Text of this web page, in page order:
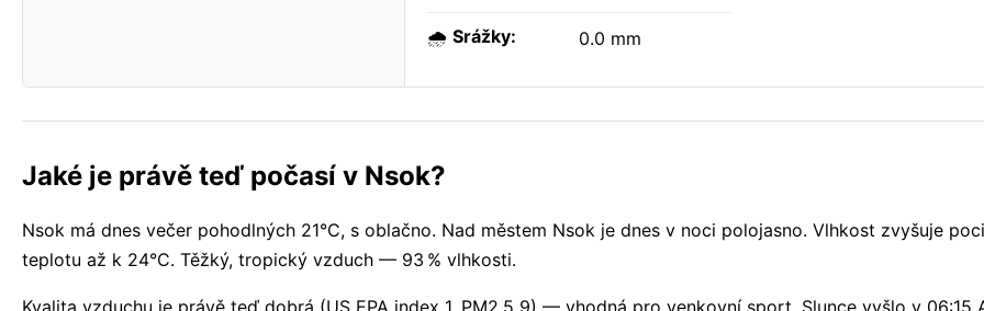
🌧️ Srážky: 0.0 mm
Jaké je právě teď počasí v Nsok?
Nsok má dnes večer pohodlných 21°C, s oblačno. Nad městem Nsok je dnes v noci polojasno. Vlhkost zvyšuje
teplotu až k 24°C. Těžký, tropický vzduch — 93 % vlhkosti.